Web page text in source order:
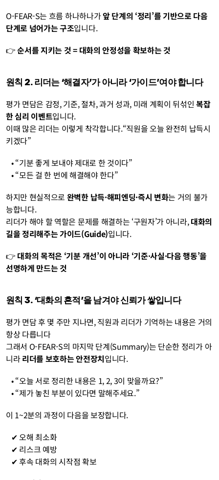
O-FEAR-S는 흐름 하나하나가 앞 단계의 ‘정리’를 기반으로 다음
단계로 넘어가는 구조입니다.
👉 순서를 지키는 것 = 대화의 안정성을 확보하는 것
원칙 2. 리더는 ‘해결자’가 아니라 ‘가이드’여야 합니다
평가 면담은 감정, 기준, 절차, 과거 성과, 미래 계획이 뒤섞인 복잡
한 심리 이벤트입니다.
이때 많은 리더는 이렇게 착각합니다.“직원을 오늘 완전히 납득시
키겠다”
   • “기분 좋게 보내야 제대로 한 것이다”
   • “모든 걸 한 번에 해결해야 한다”
하지만 현실적으로 완벽한 납득·해피엔딩·즉시 변화는 거의 불가
능합니다.
리더가 해야 할 역할은 문제를 해결하는 ‘구원자’가 아니라, 대화의
길을 정리해주는 가이드(Guide)입니다.
👉 대화의 목적은 ‘기분 개선’이 아니라 ‘기준·사실·다음 행동’을
선명하게 만드는 것
원칙 3. ‘대화의 흔적’을 남겨야 신뢰가 쌓입니다
평가 면담 후 몇 주만 지나면, 직원과 리더가 기억하는 내용은 거의
항상 다릅니다
그래서 O-FEAR-S의 마지막 단계(Summary)는 단순한 정리가 아
니라 리더를 보호하는 안전장치입니다.
   • “오늘 서로 정리한 내용은 1, 2, 3이 맞을까요?”
   • “제가 놓친 부분이 있다면 말해주세요.”
이 1~2분의 과정이 다음을 보장합니다.
   ✔︎ 오해 최소화
   ✔︎ 리스크 예방
   ✔︎ 후속 대화의 시작점 확보